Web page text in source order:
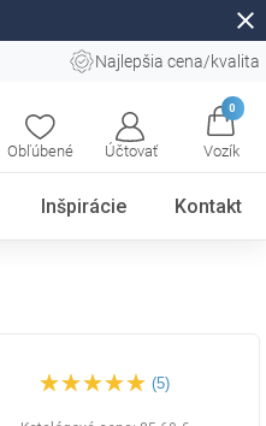
close
Najlepšia cena/kvalita
Obľúbené Účtovať
0
Vozík
Inšpirácie Kontakt
dosku 60 x 40 cm, biele -
(5)